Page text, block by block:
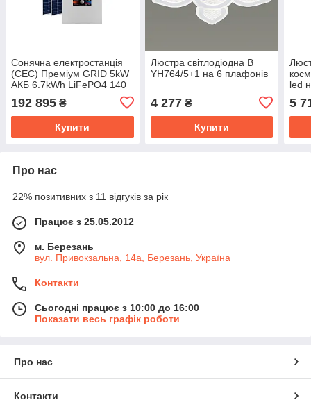
Сонячна електростанція
(СЕС) Преміум GRID 5kW
АКБ 6.7kWh LiFePO4 140
192 895 ₴
Купити
Люстра світлодіодна B
YH764/5+1 на 6 плафонів
4 277₴
Купити
led
5
Про нас
22% позитивних з 11 відгуків за рік
Працює з 25.05.2012
м. Березань
вул. Привокзальна, 14а, Березань, Україна
Контакти
Сьогодні працює з 10:00 до 16:00
Показати весь графік роботи
Про нас
Контакти